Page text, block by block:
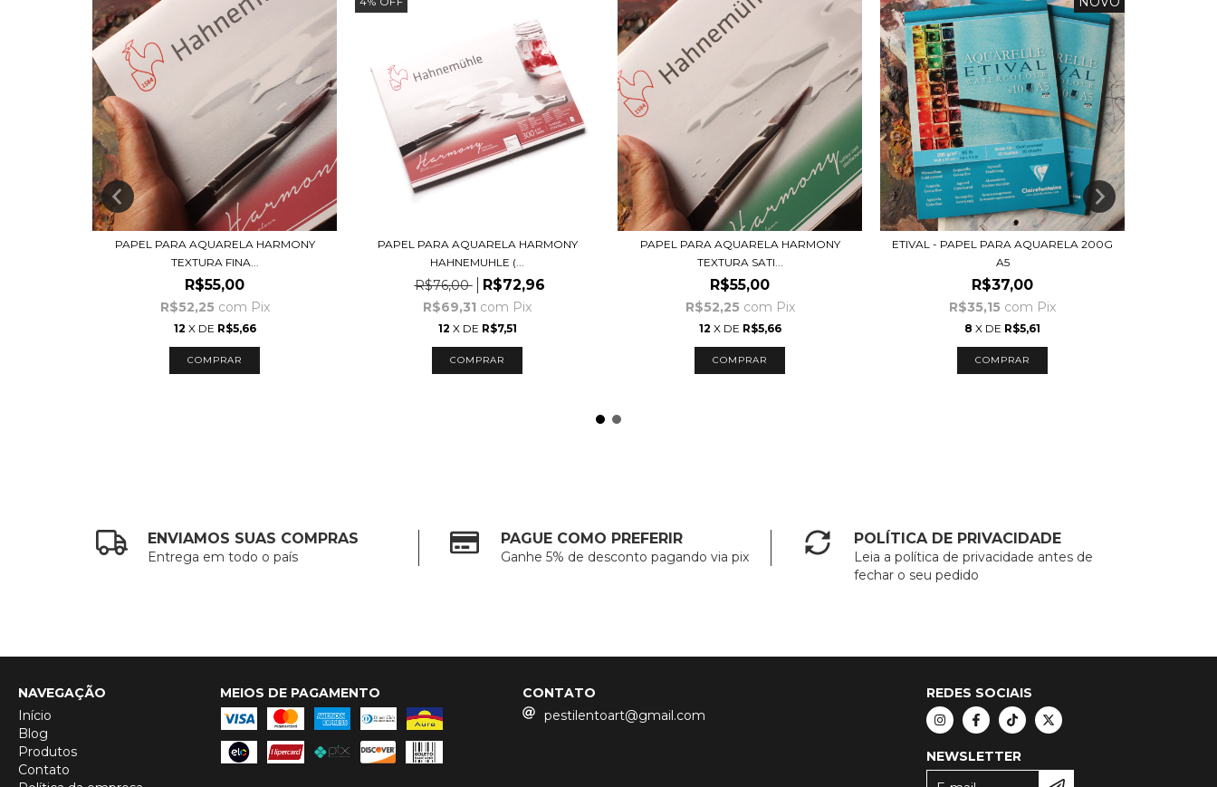
PAPEL PARA AQUARELA HARMONY
TEXTURA FINA...
R$55,00
R$52,25 com Pix
12 X DE R$5,66
PAPEL PARA AQUARELA HARMONY
HAHNEMUHLE (...
R$76,00 R$72,96
R$69,31 com Pix
12 X DE R$7,51
PAPEL PARA AQUARELA HARMONY
TEXTURA SATI...
R$55,00
R$52,25 com Pix
12 X DE R$5,66
ETIVAL - PAPEL PARA AQUARELA 200G
A5
R$37,00
R$35,15 com Pix
8 X DE R$5,61
ENVIAMOS SUAS COMPRAS
Entrega em todo o país
PAGUE COMO PREFERIR
Ganhe 5% de desconto pagando via pix
POLÍTICA DE PRIVACIDADE
Leia a política de privacidade antes de
fechar o seu pedido
NAVEGAÇÃO
Início
Blog
Produtos
Contato
MEIOS DE PAGAMENTO
CONTATO
pestilentoart@gmail.com
REDES SOCIAIS
NEWSLETTER